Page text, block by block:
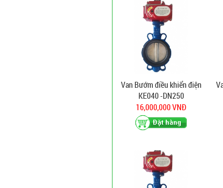
Van Bướm điều khiển điện
KE040 -DN250
16,000,000 VNĐ